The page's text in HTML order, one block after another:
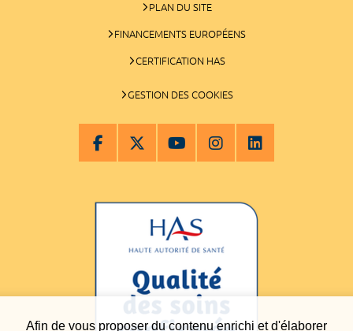
Afin de vous proposer du contenu enrichi et d'élaborer
PLAN DU SITE
FINANCEMENTS EUROPÉENS
CERTIFICATION HAS
GESTION DES COOKIES